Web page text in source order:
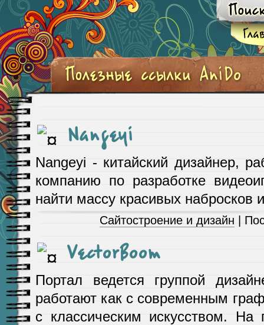
Nangeyi
Nangeyi - китайский дизайнер,
компанию по разработке
найти массу красивых набросков
Сайтостроение и дизайн |
VectorBoom
Портал ведется группой
работают как с современным
с классическим искусством. На